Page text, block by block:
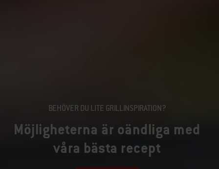
BEHÖVER DU LITE GRILLINSPIRATION?
Möjligheterna är oändliga med
våra bästa recept